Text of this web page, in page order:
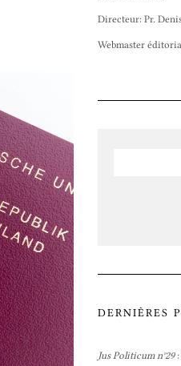
Directeur: Pr.
Webmaster
DERNIÈRES
Jus Politicum n°29: